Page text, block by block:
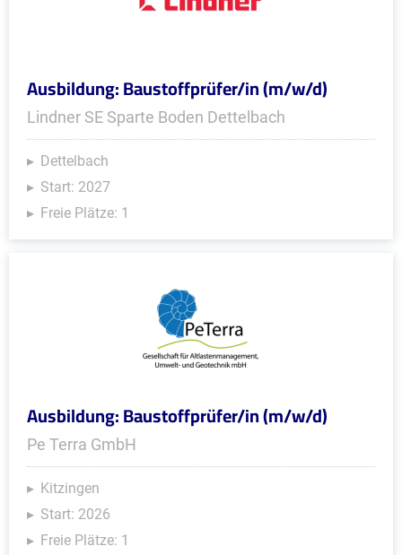
Ausbildung: Baustoffprüfer/in (m/w/d)
Lindner SE Sparte Boden Dettelbach
Dettelbach
Start: 2027
Freie Plätze: 1
Ausbildung: Baustoffprüfer/in (m/w/d)
Pe Terra GmbH
Kitzingen
Start: 2026
Freie Plätze: 1